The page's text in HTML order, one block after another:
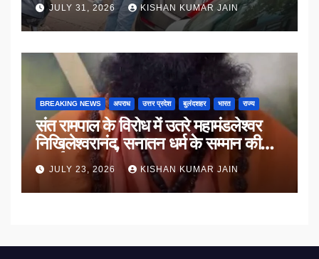
JULY 31, 2026 KISHAN KUMAR JAIN
BREAKING NEWS अपराध उत्तर प्रदेश बुलंदशहर भारत राज्य
संत रामपाल के विरोध में उतरे महामंडलेश्वर
निखिलेश्वरानंद, सनातन धर्म के सम्मान की
उठाई मांग
JULY 23, 2026 KISHAN KUMAR JAIN